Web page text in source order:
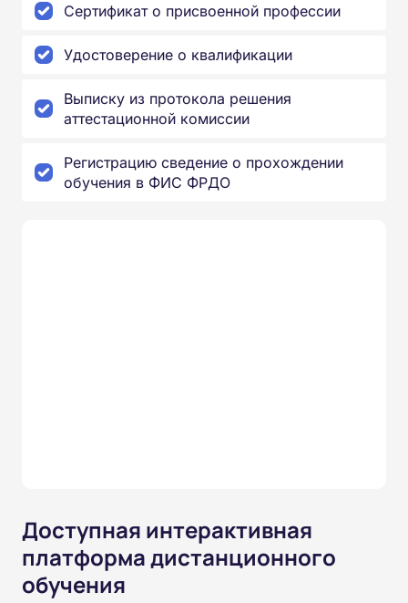
Сертификат о присвоенной профессии
Удостоверение о квалификации
Выписку из протокола решения
аттестационной комиссии
Регистрацию сведение о прохождении
обучения в ФИС ФРДО
Доступная интерактивная
платформа дистанционного
обучения